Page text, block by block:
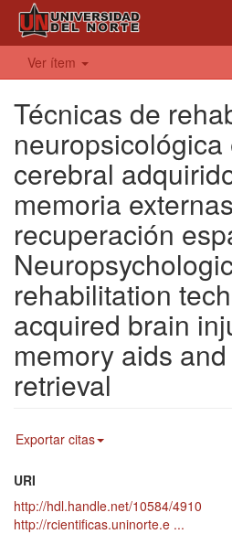
Ver ítem
Técnicas de
cerebral
memoria
recuperación
rehabilitation
acquired brain
memory aids
retrieval
Exportar citas
URI
http://hdl.handle.net/10584/4910
http://rcientificas.uninorte.e ...